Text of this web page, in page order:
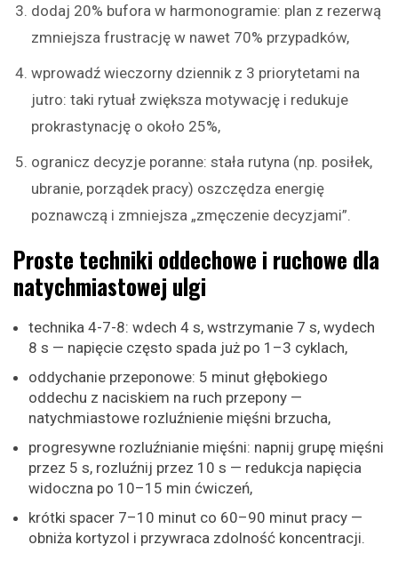
dodaj 20% bufora w harmonogramie: plan z rezerwą
zmniejsza frustrację w nawet 70% przypadków,
wprowadź wieczorny dziennik z 3 priorytetami na
jutro: taki rytuał zwiększa motywację i redukuje
prokrastynację o około 25%,
ogranicz decyzje poranne: stała rutyna (np. posiłek,
ubranie, porządek pracy) oszczędza energię
poznawczą i zmniejsza „zmęczenie decyzjami”.
Proste techniki oddechowe i ruchowe dla
natychmiastowej ulgi
technika 4-7-8: wdech 4 s, wstrzymanie 7 s, wydech
8 s — napięcie często spada już po 1–3 cyklach,
oddychanie przeponowe: 5 minut głębokiego
oddechu z naciskiem na ruch przepony —
natychmiastowe rozluźnienie mięśni brzucha,
progresywne rozluźnianie mięśni: napnij grupę mięśni
przez 5 s, rozluźnij przez 10 s — redukcja napięcia
widoczna po 10–15 min ćwiczeń,
krótki spacer 7–10 minut co 60–90 minut pracy —
obniża kortyzol i przywraca zdolność koncentracji.